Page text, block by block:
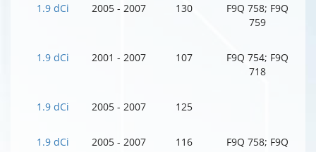
1.9 dCi 2005 - 2007 130
F9Q 758; F9Q
759
1.9 dCi 2001 - 2007 107
F9Q 754; F9Q
718
1.9 dCi 2005 - 2007 125
1.9 dCi 2005 - 2007 116
F9Q 758; F9Q